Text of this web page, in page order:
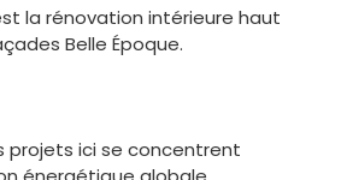
la rénovation intérieure haut
Belle Époque.
projets ici se concentrent